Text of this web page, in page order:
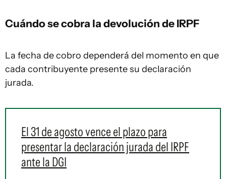
Cuándo se cobra la devolución de IRPF
La fecha de cobro dependerá del momento en que
cada contribuyente presente su declaración
jurada.
El 31 de agosto vence el plazo para
presentar la declaración jurada del IRPF
ante la DGI